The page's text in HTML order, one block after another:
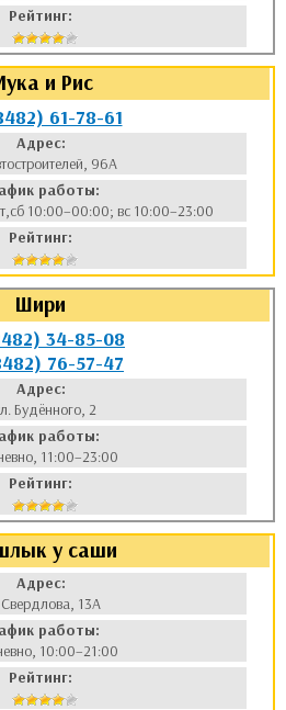
Рейтинг:
и Рис
61-78-61
Адрес:
96А
работы:
10:00–00:00; вс 10:00–23:00
Рейтинг:
Шири
34-85-08
76-57-47
Адрес:
Будённого, 2
работы:
11:00–23:00
Рейтинг:
у саши
Адрес:
13А
работы:
10:00–21:00
Рейтинг: